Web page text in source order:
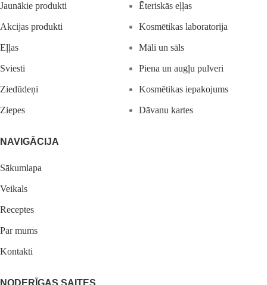
NAVIGĀCIJA
Sākumlapa
Veikals
Receptes
Par mums
Kontakti
Jaunākie produkti
Akcijas produkti
Eļļas
Sviesti
Ziedūdeņi
Ziepes
Ēteriskās eļļas
Kosmētikas laboratorija
Māli un sāls
Piena un augļu pulveri
Kosmētikas iepakojums
Dāvanu kartes